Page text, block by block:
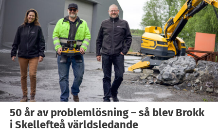
50 år av problemlösning – så blev Brokk
i Skellefteå världsledande